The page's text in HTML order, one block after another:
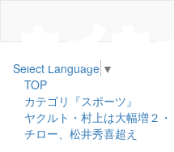
Select Language ▼
TOP
カテゴリ『スポーツ』
ヤクルト・村上は大幅増２
チロー、松井秀喜超え